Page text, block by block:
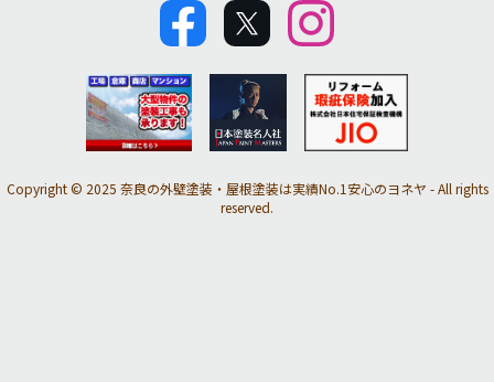
Copyright © 2025 奈良の外壁塗装・屋根塗装は実績No.1安心のヨネヤ - All rights
reserved.